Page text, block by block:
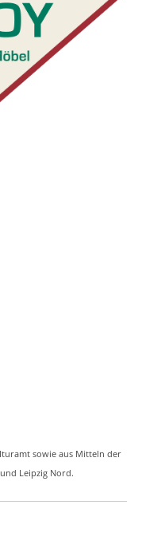
sowie aus Mitteln der
Leipzig Nord.